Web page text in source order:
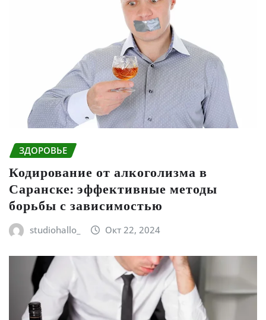
ЗДОРОВЬЕ
Кодирование от алкоголизма в
Саранске: эффективные методы
борьбы с зависимостью
studiohallo_ Окт 22, 2024